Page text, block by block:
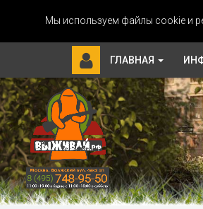
Мы используем файлы cookie и
ГЛАВНАЯ